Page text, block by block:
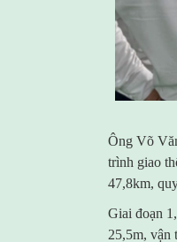
Ông Võ
trình giao
47,8km,
Giai đoạn
25,5m, vận